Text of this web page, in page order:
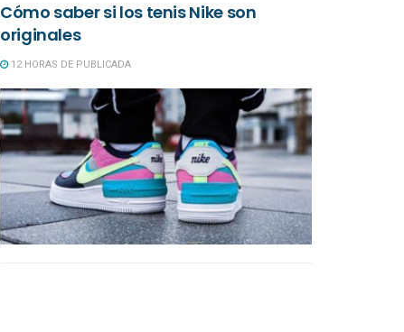
Cómo saber si los tenis Nike son
originales
12 HORAS DE PUBLICADA